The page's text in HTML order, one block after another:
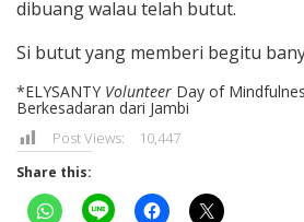
dibuang walau telah butut.
Si butut yang memberi begitu
*ELYSANTY Volunteer Day of
Berkesadaran dari Jambi
Post Views: 10,447
Share this: